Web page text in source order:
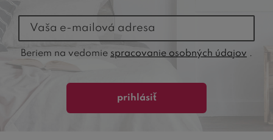
Vaša e-mailová adresa
prihlásiť
Beriem na vedomie spracovanie osobných údajov .